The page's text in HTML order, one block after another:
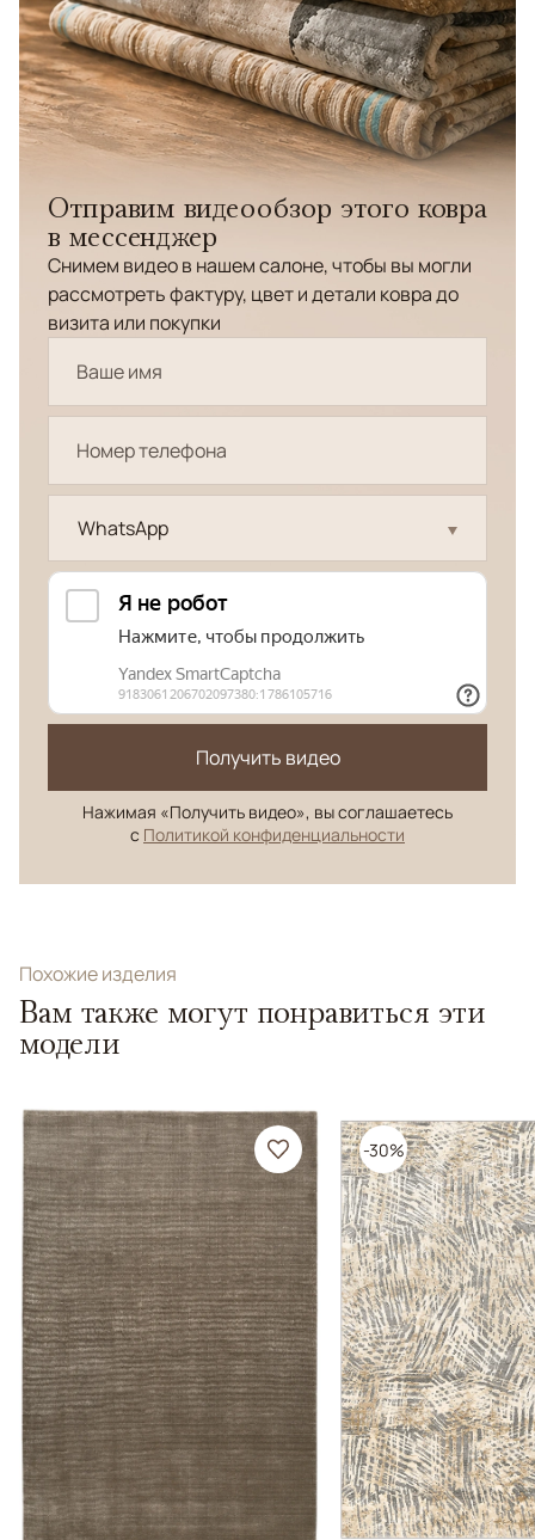
Отправим видеообзор этого ковра
в мессенджер
Снимем видео в нашем салоне, чтобы вы могли
рассмотреть фактуру, цвет и детали ковра до
визита или покупки
WhatsApp
Получить видео
Нажимая «Получить видео», вы соглашаетесь
с Политикой конфиденциальности
Похожие изделия
Вам также могут понравиться эти
модели
-30%